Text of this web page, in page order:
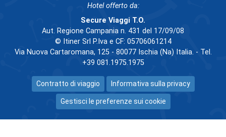
Hotel offerto da:
Secure Viaggi T.O.
Aut. Regione Campania n. 431 del 17/09/08
© Itiner Srl P.Iva e CF: 05706061214
Via Nuova Cartaromana, 125 - 80077 Ischia (Na) Italia. - Tel.
+39 081.1975.1975
Contratto di viaggio Informativa sulla privacy
Gestisci le preferenze sui cookie